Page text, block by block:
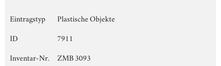
Eintragstyp
Plastische Objekte
ID
7911
Inventar-Nr.
ZMB 3093